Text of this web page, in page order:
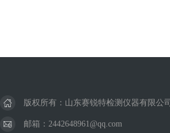
版权所有：山东赛锐特检测仪器有限公司
邮箱：2442648961@qq.com